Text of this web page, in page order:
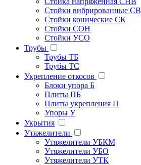
Стойки вибрированные СВ
Стойки конические СК
Стойки СОН
Стойки УСО
Трубы
Трубы ТБ
Трубы ТС
Укрепление откосов
Блоки упора Б
Плиты ПБ
Плиты укрепления П
Упоры У
Укрытия
Утяжелители
Утяжелители УБКМ
Утяжелители УБО
Утяжелители УТК